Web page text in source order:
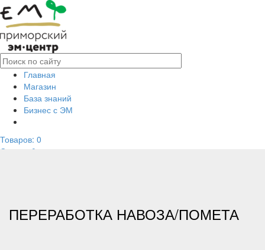
Главная
Магазин
База знаний
Бизнес с ЭМ
Товаров: 0
Сумма: 0
ПЕРЕРАБОТКА НАВОЗА/ПОМЕТА